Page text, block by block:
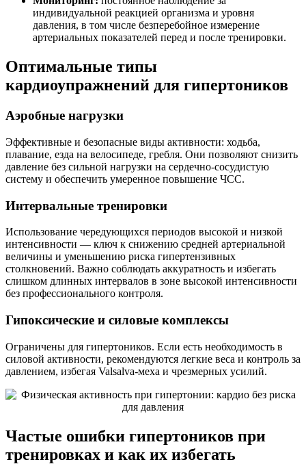
индивидуальной реакцией организма и уровня
давления, в том числе безперебойное измерение
артериальных показателей перед и после тренировки.
Оптимальные типы
кардиоупражнений для гипертоников
Аэробные нагрузки
Эффективные и безопасные виды активности: ходьба,
плавание, езда на велосипеде, гребля. Они позволяют снизить
давление без сильной нагрузки на сердечно-сосудистую
систему и обеспечить умеренное повышение ЧСС.
Интервальные тренировки
Использование чередующихся периодов высокой и низкой
интенсивности — ключ к снижению средней артериальной
величины и уменьшению риска гипертензивных
столкновений. Важно соблюдать аккуратность и избегать
слишком длинных интервалов в зоне высокой интенсивности
без профессионального контроля.
Гипоксические и силовые комплексы
Ограничены для гипертоников. Если есть необходимость в
силовой активности, рекомендуются легкие веса и контроль за
давлением, избегая Valsalva-меха и чрезмерных усилий.
Частые ошибки гипертоников при
тренировках и как их избегать